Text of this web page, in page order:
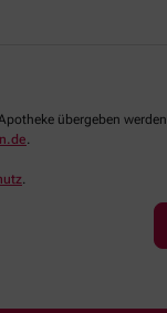
übergeben werden.